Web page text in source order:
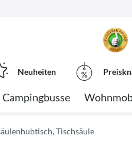
Neuheiten
Campingbusse
Tischsäule